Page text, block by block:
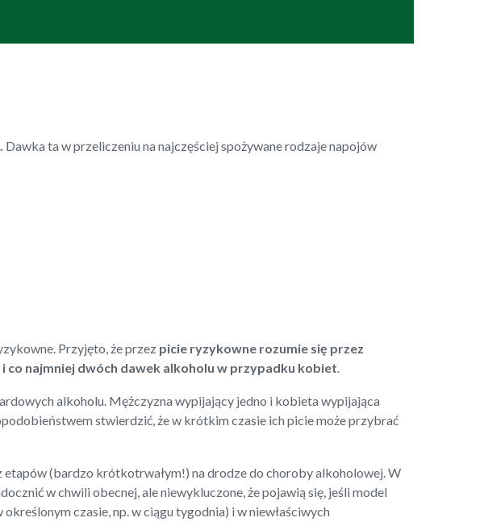
Dawka ta w przeliczeniu na najczęściej spożywane rodzaje napojów
Przyjęto, że przez picie ryzykowne rozumie się przez
najmniej dwóch dawek alkoholu w przypadku kobiet.
alkoholu. Mężczyzna wypijający jedno i kobieta wypijająca
stwierdzić, że w krótkim czasie ich picie może przybrać
etapów (bardzo krótkotrwałym!) na drodze do choroby alkoholowej. W
w chwili obecnej, ale niewykluczone, że pojawią się, jeśli model
czasie, np. w ciągu tygodnia) i w niewłaściwych